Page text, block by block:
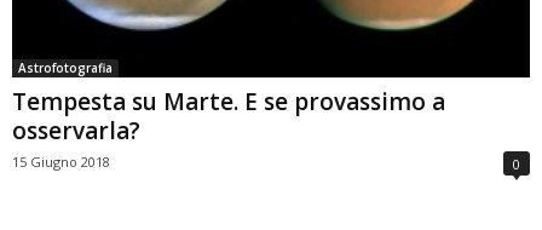
Astrofotografia
Tempesta su Marte. E se provassimo a
osservarla?
15 Giugno 2018 0